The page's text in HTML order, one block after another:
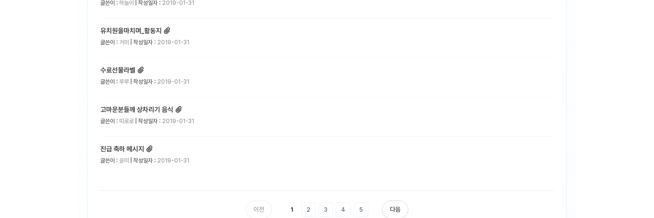
글쓴이 : 하늘이 | 작성일자 : 2019-01-31
유치원을마치며_활동지
글쓴이 : 거미 | 작성일자 : 2019-01-31
수료선물라벨
글쓴이 : 루루 | 작성일자 : 2019-01-31
고마운분들께 상차리기 음식
글쓴이 : 띠로로 | 작성일자 : 2019-01-31
진급 축하 메시지
글쓴이 : 윤미 | 작성일자 : 2019-01-31
이전 1 2 3 4 5 다음